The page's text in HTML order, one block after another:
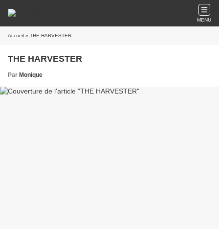
MENU
Accueil » THE HARVESTER
THE HARVESTER
Par Monique